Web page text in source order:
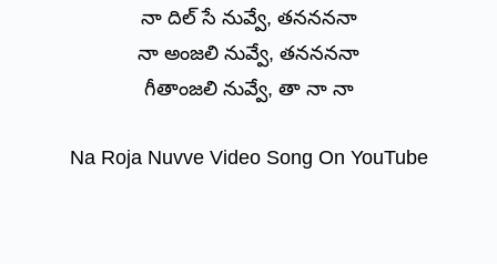
నా దిల్ సే నువ్వే, తననననా
నా అంజలి నువ్వే, తననననా
గీతాంజలి నువ్వే, తా నా నా
Na Roja Nuvve Video Song On YouTube